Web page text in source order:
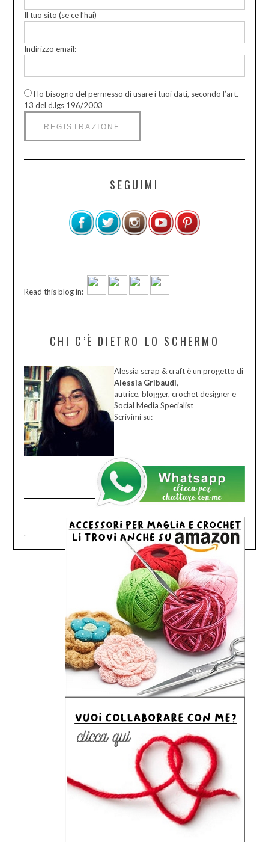
Il tuo sito (se ce l’hai)
Indirizzo email:
Ho bisogno del permesso di usare i tuoi dati, secondo l’art.
13 del d.lgs 196/2003
SEGUIMI
Read this blog in:
CHI C’È DIETRO LO SCHERMO
Alessia scrap & craft è un progetto di
Alessia Gribaudi,
autrice, blogger, crochet designer e
Social Media Specialist
Scrivimi su:
.